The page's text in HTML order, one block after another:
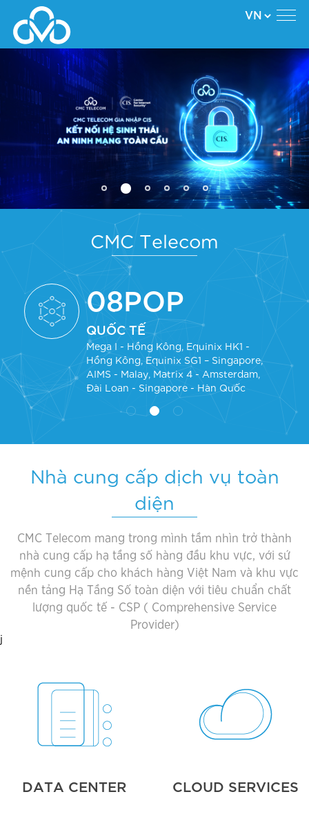
CMC Telecom
08 POP
QUỐC TẾ
Mega I - Hồng Kông, Equinix HK1 -
Hồng Kông, Equinix SG1 – Singapore,
AIMS - Malay, Matrix 4 - Amsterdam,
Đài Loan - Singapore - Hàn Quốc
Nhà cung cấp dịch vụ toàn
diện
CMC Telecom mang trong mình tầm nhìn trở thành
nhà cung cấp hạ tầng số hàng đầu khu vực, với sứ
mệnh cung cấp cho khách hàng Việt Nam và khu vực
nền tảng Hạ Tầng Số toàn diện với tiêu chuẩn chất
lượng quốc tế - CSP ( Comprehensive Service
Provider)
j
DATA CENTER CLOUD SERVICES